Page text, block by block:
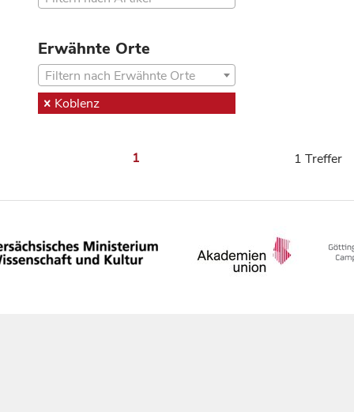
Erwähnte Orte
Filtern nach Erwähnte Orte
Koblenz
1 1 Treffer